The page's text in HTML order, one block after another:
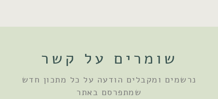
שומרים על קשר
נרשמים ומקבלים הודעה על כל מתכון חדש
שמתפרסם באתר